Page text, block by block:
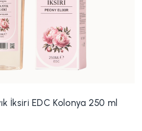
İksiri EDC Kolonya 250 ml